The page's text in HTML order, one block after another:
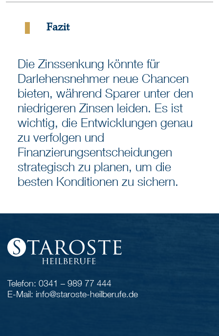
Fazit
Die Zinssenkung könnte für
Darlehensnehmer neue Chancen
bieten, während Sparer unter den
niedrigeren Zinsen leiden. Es ist
wichtig, die Entwicklungen genau
zu verfolgen und
Finanzierungsentscheidungen
strategisch zu planen, um die
besten Konditionen zu sichern.
Telefon: 0341 – 989 77 444
E-Mail: info@staroste-heilberufe.de